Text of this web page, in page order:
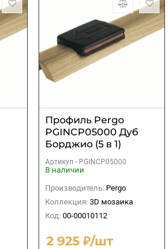
Профиль Pergo
PGINCP05000 Дуб
Борджио (5 в 1)
Артикул - PGINCP05000
В наличии
Производитель: Pergo
Коллекция: 3D мозаика
Код: 00-00010112
2 925 ₽/шт